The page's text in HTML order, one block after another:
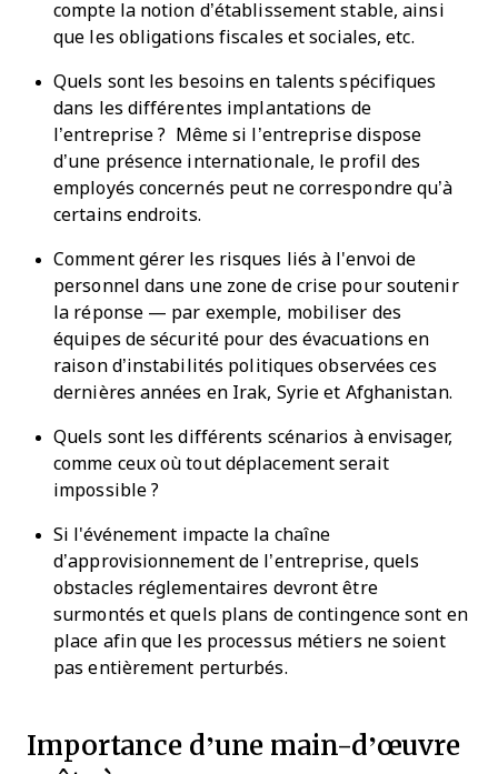
compte la notion d’établissement stable, ainsi
que les obligations fiscales et sociales, etc.
Quels sont les besoins en talents spécifiques
dans les différentes implantations de
l’entreprise ? Même si l’entreprise dispose
d’une présence internationale, le profil des
employés concernés peut ne correspondre qu’à
certains endroits.
Comment gérer les risques liés à l'envoi de
personnel dans une zone de crise pour soutenir
la réponse — par exemple, mobiliser des
équipes de sécurité pour des évacuations en
raison d’instabilités politiques observées ces
dernières années en Irak, Syrie et Afghanistan.
Quels sont les différents scénarios à envisager,
comme ceux où tout déplacement serait
impossible ?
Si l'événement impacte la chaîne
d’approvisionnement de l’entreprise, quels
obstacles réglementaires devront être
surmontés et quels plans de contingence sont en
place afin que les processus métiers ne soient
pas entièrement perturbés.
Importance d’une main-d’œuvre